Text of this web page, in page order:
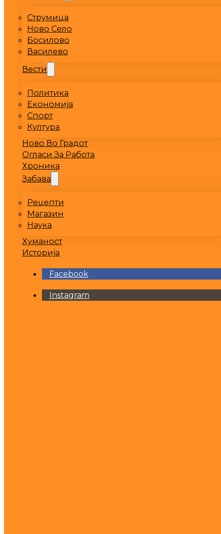
Струмица
Ново Село
Босилово
Василево
Вести
Политика
Економија
Спорт
Култура
Ново Во Градот
Огласи За Работа
Хроника
Забава
Рецепти
Магазин
Наука
Хуманост
Историја
Facebook
Instagram